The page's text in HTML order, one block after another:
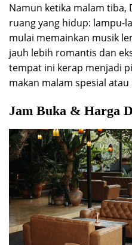
Namun ketika malam
ruang yang hidup: lampu-
mulai memainkan musik
jauh lebih romantis dan
tempat ini kerap menjadi
makan malam spesial
Jam Buka & Harga